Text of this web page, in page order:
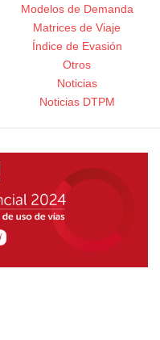
Modelos de Demanda
Matrices de Viaje
Índice de Evasión
Otros
Noticias
Noticias DTPM